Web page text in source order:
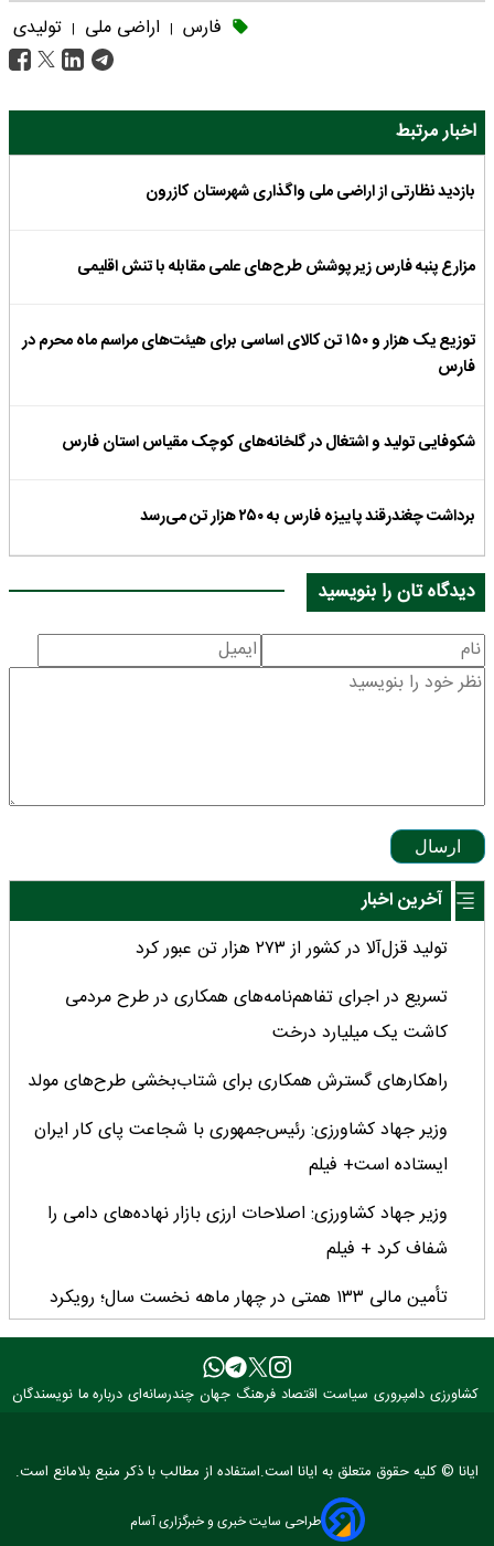
فارس | اراضی ملی | تولیدی
اخبار مرتبط
بازدید نظارتی از اراضی ملی واگذاری شهرستان کازرون
مزارع پنبه فارس زیر پوشش طرح‌های علمی مقابله با تنش اقلیمی
توزیع یک هزار و ۱۵۰ تن کالای اساسی برای هیئت‌های مراسم ماه محرم در
فارس
شکوفایی تولید و اشتغال در گلخانه‌های کوچک مقیاس استان فارس
برداشت چغندرقند پاییزه فارس به ۲۵۰ هزار تن می‌رسد
دیدگاه تان را بنویسید
ارسال
آخرین اخبار
تولید قزل‌آلا در کشور از ۲۷۳ هزار تن عبور کرد
تسریع در اجرای تفاهم‌نامه‌های همکاری در طرح مردمی
کاشت یک میلیارد درخت
راهکارهای گسترش همکاری برای شتاب‌بخشی طرح‌های مولد
وزیر جهاد کشاورزی: رئیس‌جمهوری با شجاعت پای کار ایران
ایستاده است+ فیلم
وزیر جهاد کشاورزی: اصلاحات ارزی بازار نهاده‌های دامی را
شفاف کرد + فیلم
تأمین مالی ۱۳۳ همتی در چهار ماهه نخست سال؛ رویکرد
هدفمند بانک کشاورزی برای تضمین امنیت غذایی
فراخوان بین‌المللی فائو برای طراحی پوستر روز جهانی غذا
۳ عضو کمیسیون کشاورزی مجلس با وزیر جهاد کشاورزی
کشاورزی دامپروری سیاست اقتصاد فرهنگ جهان چندرسانه‌ای درباره ما نویسندگان
ایانا © کلیه حقوق متعلق به ایانا است.استفاده از مطالب با ذکر منبع بلامانع است.
طراحی سایت خبری و خبرگزاری آسام